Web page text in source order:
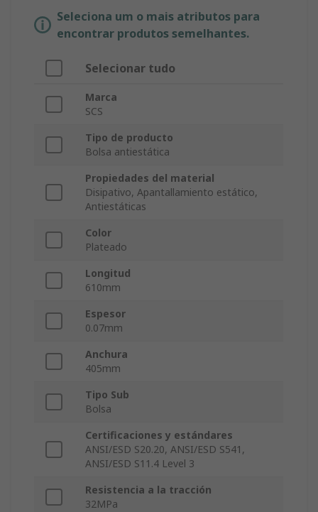
Seleciona um o mais atributos para
encontrar produtos semelhantes.
Selecionar tudo
Marca
SCS
Tipo de producto
Bolsa antiestática
Propiedades del material
Disipativo, Apantallamiento estático,
Antiestáticas
Color
Plateado
Longitud
610mm
Espesor
0.07mm
Anchura
405mm
Tipo Sub
Bolsa
Certificaciones y estándares
ANSI/ESD S20.20, ANSI/ESD S541,
ANSI/ESD S11.4 Level 3
Resistencia a la tracción
32MPa